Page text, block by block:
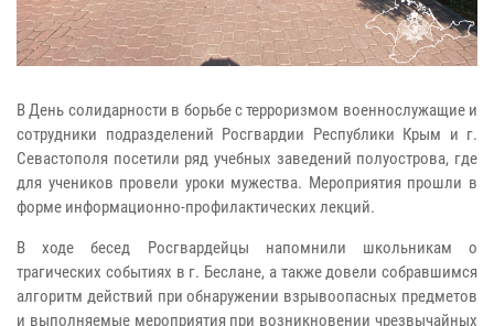
В День солидарности в борьбе с терроризмом военнослужащие и
сотрудники подразделений Росгвардии Республики Крым и г.
Севастополя посетили ряд учебных заведений полуострова, где
для учеников провели уроки мужества. Мероприятия прошли в
форме информационно-профилактических лекций.
В ходе бесед Росгвардейцы напомнили школьникам о
трагических событиях в г. Беслане, а также довели собравшимся
алгоритм действий при обнаружении взрывоопасных предметов
и выполняемые мероприятия при возникновении чрезвычайных